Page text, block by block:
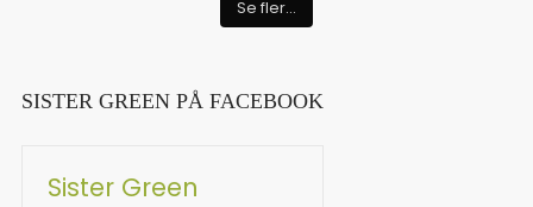
Se fler...
SISTER GREEN PÅ FACEBOOK
Sister Green